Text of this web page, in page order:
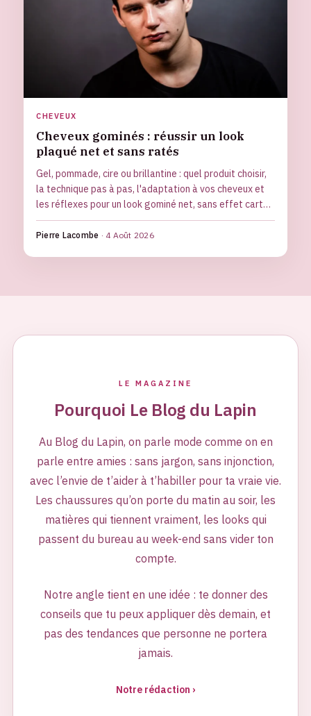
CHEVEUX
Cheveux gominés : réussir un look
plaqué net et sans ratés
Gel, pommade, cire ou brillantine : quel produit choisir,
la technique pas à pas, l'adaptation à vos cheveux et
les réflexes pour un look gominé net, sans effet carton
ni racines alourdies.
Pierre Lacombe · 4 Août 2026
LE MAGAZINE
Pourquoi Le Blog du Lapin
Au Blog du Lapin, on parle mode comme on en
parle entre amies : sans jargon, sans injonction,
avec l’envie de t’aider à t’habiller pour ta vraie vie.
Les chaussures qu’on porte du matin au soir, les
matières qui tiennent vraiment, les looks qui
passent du bureau au week-end sans vider ton
compte.
Notre angle tient en une idée : te donner des
conseils que tu peux appliquer dès demain, et
pas des tendances que personne ne portera
jamais.
Notre rédaction ›